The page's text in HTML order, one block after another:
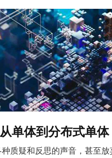
单体到分布式单体
质疑和反思的声音，甚至